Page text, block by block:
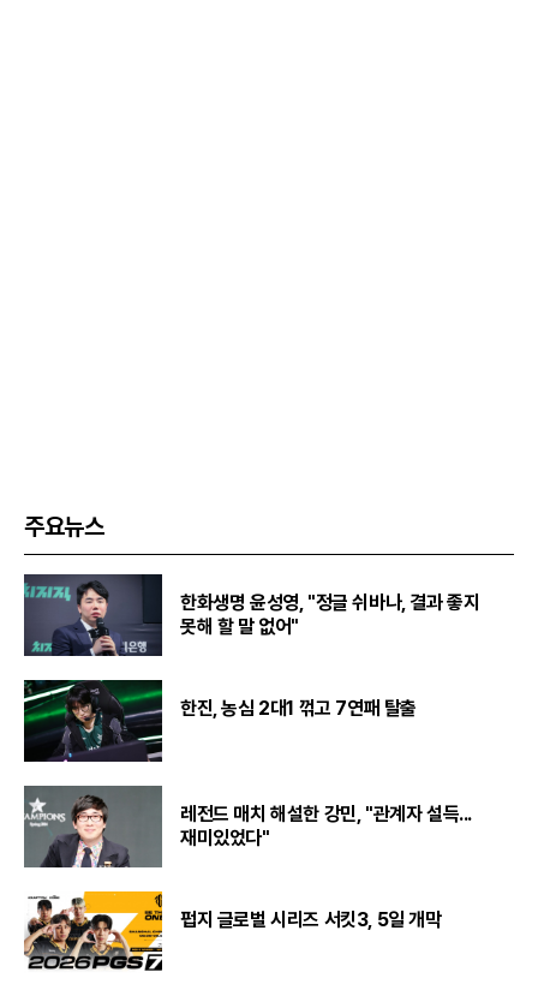
주요뉴스
한화생명 윤성영, "정글 쉬바나, 결과 좋지
못해 할 말 없어"
한진, 농심 2대1 꺾고 7연패 탈출
레전드 매치 해설한 강민, "관계자 설득...
재미있었다"
펍지 글로벌 시리즈 서킷3, 5일 개막